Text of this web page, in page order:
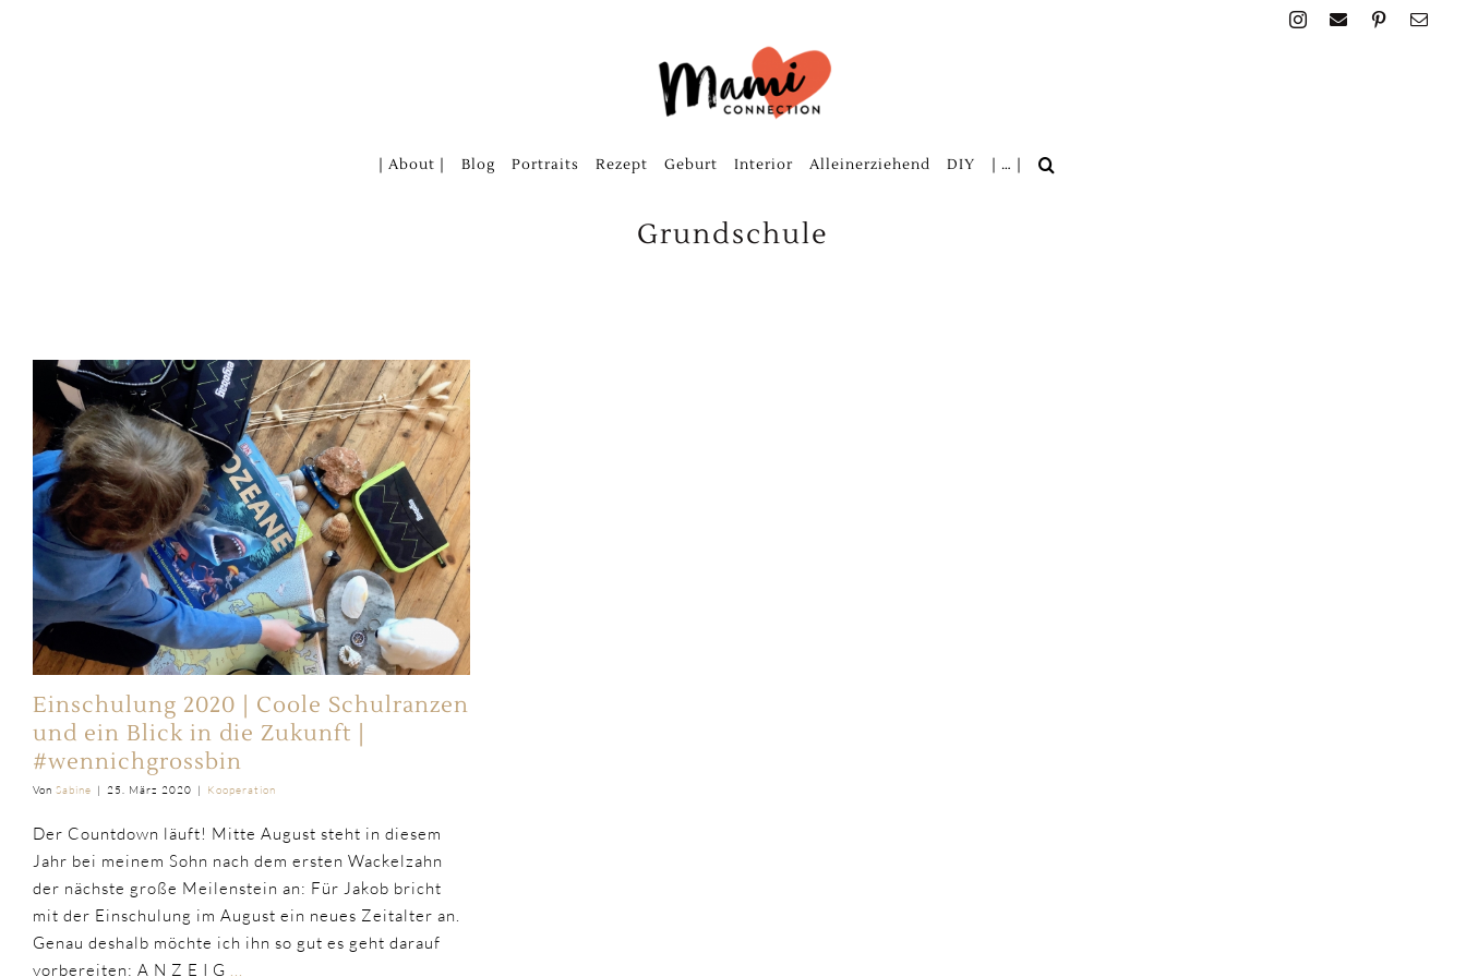
| About | Blog Portraits Rezept Geburt Interior Alleinerziehend DIY | … |
Grundschule
Einschulung 2020 | Coole Schulranzen
und ein Blick in die Zukunft |
#wennichgrossbin
Von Sabine | 25. März 2020 | Kooperation
Der Countdown läuft! Mitte August steht in diesem
Jahr bei meinem Sohn nach dem ersten Wackelzahn
der nächste große Meilenstein an: Für Jakob bricht
mit der Einschulung im August ein neues Zeitalter an.
Genau deshalb möchte ich ihn so gut es geht darauf
vorbereiten: A N Z E I G ...